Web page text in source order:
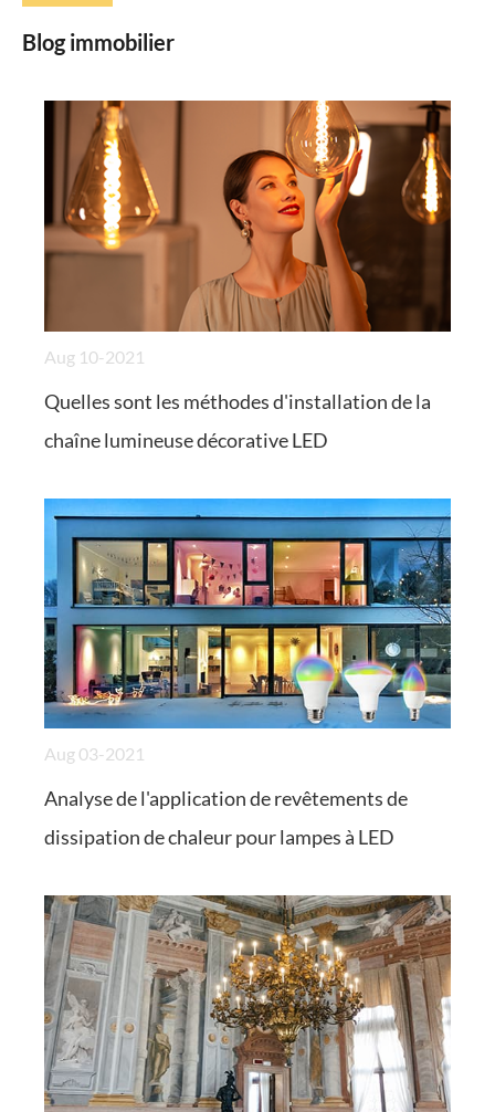
Blog immobilier
Aug 10-2021
Quelles sont les méthodes d'installation de la
chaîne lumineuse décorative LED
Aug 03-2021
Analyse de l'application de revêtements de
dissipation de chaleur pour lampes à LED